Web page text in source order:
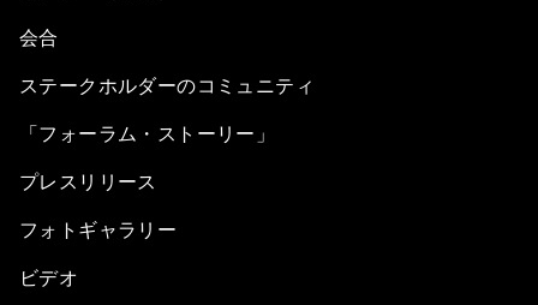
会合
ステークホルダーのコミュニティ
「フォーラム・ストーリー」
プレスリリース
フォトギャラリー
ビデオ